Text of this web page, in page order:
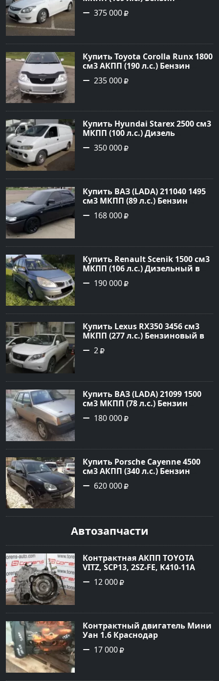
инжектор в Кропоткин: цвет
белый Хетчбэк 2011 года по
Авторынок23
375 000
Купить Toyota Corolla Runx 1800
см3 АКПП (190 л.с.) Бензин
инжектор в Тихорецк: цвет
Серый Хетчбэк 2002 года по
Авторынок23
235 000
Купить Hyundai Starex 2500 см3
МКПП (100 л.с.) Дизель
турбонаддув в Краснодар:
цвет белый Фургон 2014 года
Авторынок23
350 000
Купить ВАЗ (LADA) 211040 1495
см3 МКПП (89 л.с.) Бензин
инжектор в Краснодвр: цвет
Черный Седан 2007 года по
Авторынок23
168 000
Купить Renault Scenik 1500 см3
МКПП (106 л.с.) Дизельный в
Белореченск: цвет Голубой
Универсал 2007 года по цене
190 000
Купить Lexus RX350 3456 см3
МКПП (277 л.с.) Бензиновый в
Краснодар: цвет
Перламутрово-белый
№3746 на сайте Авторынок23
2
Купить ВАЗ (LADA) 21099 1500
см3 МКПП (78 л.с.) Бензин
инжектор в Гостагаевская :
цвет Серебряный Седан 2001
Авторынок23
180 000
Купить Porsche Cayenne 4500
см3 АКПП (340 л.с.) Бензин
турбонаддув в Новороссийск:
цвет черный Внедорожник
сайте Авторынок23
620 000
Автозапчасти
Контрактная АКПП TOYOTA
VITZ, SCP13, 2SZ-FE, K410-11A
Ростов
12 000
Контрактный двигатель Мини
Уан 1.6 Краснодар
17 000